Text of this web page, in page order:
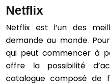
Netflix
Netflix est l’un des
demande au monde.
qui peut commencer à
offre la possibilité
catalogue composé de